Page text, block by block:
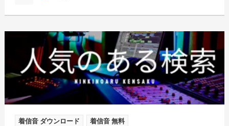
着信音 ダウンロード 着信音 無料